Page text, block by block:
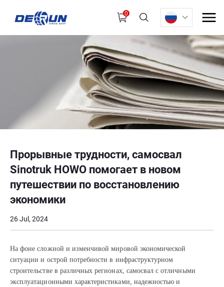
0
Прорывные трудности, самосвал
Sinotruk HOWO помогает в новом
путешествии по восстановлению
экономики
26 Jul, 2024
На фоне сложной и изменчивой мировой экономической
ситуации и острой потребности в инфраструктурном
строительстве в различных регионах, самосвал с отличными
эксплуатационными характеристиками, надежностью и